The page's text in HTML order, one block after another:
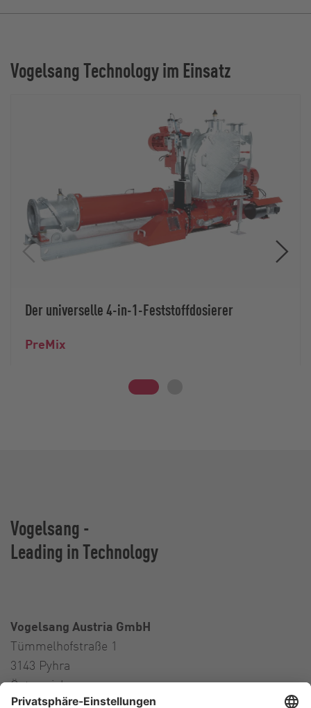
Vogelsang Technology im Einsatz
Der universelle 4-in-1-Feststoffdosierer
PreMix
Vogelsang -
Leading in Technology
Vogelsang Austria GmbH
Tümmelhofstraße 1
3143 Pyhra
Österreich